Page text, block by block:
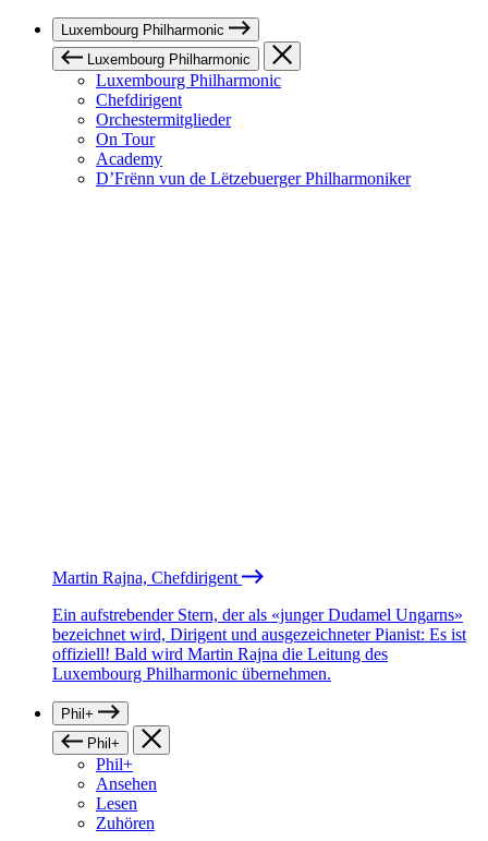
Luxembourg Philharmonic
Luxembourg Philharmonic
Luxembourg Philharmonic
Chefdirigent
Orchestermitglieder
On Tour
Academy
D’Frënn vun de Lëtzebuerger Philharmoniker
Martin Rajna, Chefdirigent
Ein aufstrebender Stern, der als «junger Dudamel Ungarns»
bezeichnet wird, Dirigent und ausgezeichneter Pianist: Es ist
offiziell! Bald wird Martin Rajna die Leitung des
Luxembourg Philharmonic übernehmen.
Phil+
Phil+
Phil+
Ansehen
Lesen
Zuhören